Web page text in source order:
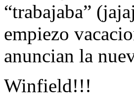
“trabajaba”
empiezo
anuncian la
Winfield!!!